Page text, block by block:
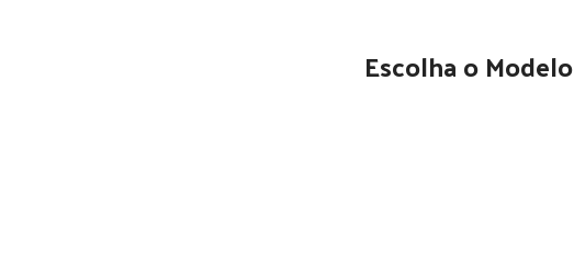
Escolha o Modelo